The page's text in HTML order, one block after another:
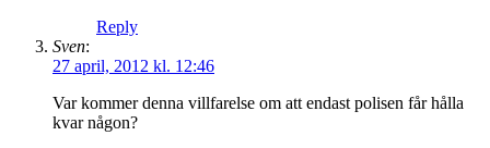
Reply
Sven:
27 april, 2012 kl. 12:46
Var kommer denna villfarelse om att endast polisen får hålla
kvar någon?